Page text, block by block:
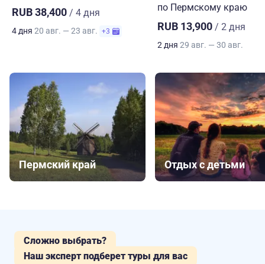
RUB 38,400 / 4 дня
4 дня 20 авг. — 23 авг. +3
по Пермскому краю
RUB 13,900 / 2 дня
2 дня 29 авг. — 30 авг.
Пермский край Отдых с детьми
Сложно выбрать?
Наш эксперт подберет туры для вас